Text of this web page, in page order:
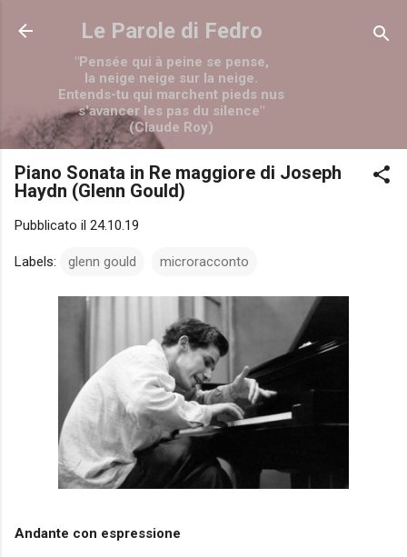
Passa ai contenuti principali
Le Parole di Fedro
"Pensée qui à peine se pense,
la neige neige sur la neige.
Entends-tu qui marchent pieds nus
s'avancer les pas du silence"
(Claude Roy)
Piano Sonata in Re maggiore di Joseph
Haydn (Glenn Gould)
Pubblicato il 24.10.19
Labels: glenn gould microracconto
Andante con espressione